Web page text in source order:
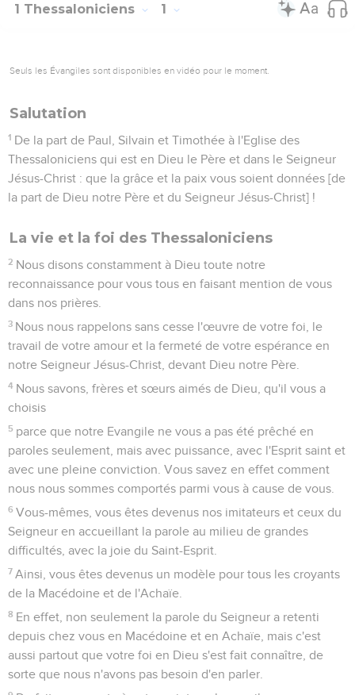
1 Thessaloniciens 1
Seuls les Évangiles sont disponibles en vidéo pour le moment.
Salutation
1 De la part de Paul, Silvain et Timothée à l'Eglise des
Thessaloniciens qui est en Dieu le Père et dans le Seigneur
Jésus-Christ : que la grâce et la paix vous soient données [de
la part de Dieu notre Père et du Seigneur Jésus-Christ] !
La vie et la foi des Thessaloniciens
2 Nous disons constamment à Dieu toute notre
reconnaissance pour vous tous en faisant mention de vous
dans nos prières.
3 Nous nous rappelons sans cesse l'œuvre de votre foi, le
travail de votre amour et la fermeté de votre espérance en
notre Seigneur Jésus-Christ, devant Dieu notre Père.
4 Nous savons, frères et sœurs aimés de Dieu, qu'il vous a
choisis
5 parce que notre Evangile ne vous a pas été prêché en
paroles seulement, mais avec puissance, avec l'Esprit saint et
avec une pleine conviction. Vous savez en effet comment
nous nous sommes comportés parmi vous à cause de vous.
6 Vous-mêmes, vous êtes devenus nos imitateurs et ceux du
Seigneur en accueillant la parole au milieu de grandes
difficultés, avec la joie du Saint-Esprit.
7 Ainsi, vous êtes devenus un modèle pour tous les croyants
de la Macédoine et de l'Achaïe.
8 En effet, non seulement la parole du Seigneur a retenti
depuis chez vous en Macédoine et en Achaïe, mais c'est
aussi partout que votre foi en Dieu s'est fait connaître, de
sorte que nous n'avons pas besoin d'en parler.